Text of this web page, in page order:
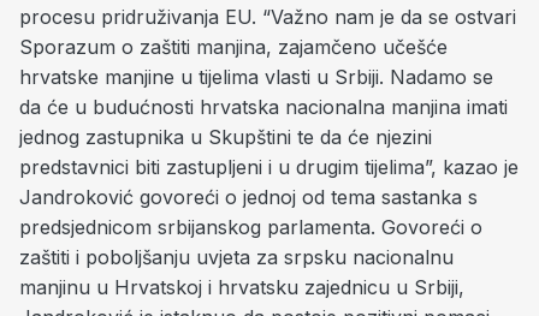
procesu pridruživanja EU. “Važno nam je da se ostvari
Sporazum o zaštiti manjina, zajamčeno učešće
hrvatske manjine u tijelima vlasti u Srbiji. Nadamo se
da će u budućnosti hrvatska nacionalna manjina imati
jednog zastupnika u Skupštini te da će njezini
predstavnici biti zastupljeni i u drugim tijelima”, kazao je
Jandroković govoreći o jednoj od tema sastanka s
predsjednicom srbijanskog parlamenta. Govoreći o
zaštiti i poboljšanju uvjeta za srpsku nacionalnu
manjinu u Hrvatskoj i hrvatsku zajednicu u Srbiji,